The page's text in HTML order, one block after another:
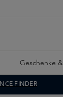
Geschenke
FINDER